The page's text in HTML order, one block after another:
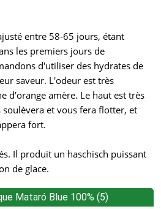
entre 58-65 jours, étant
les premiers jours de
d'utiliser des hydrates de
saveur. L'odeur est très
d'orange amère. Le haut est très
et vous fera flotter, et
fort.
Il produit un haschisch puissant
de glace.
Mataró Blue 100% (5)